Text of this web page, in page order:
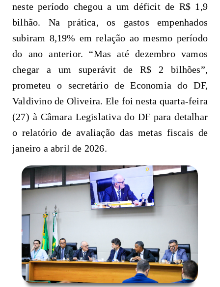
neste período chegou a um déficit de R$ 1,9
bilhão. Na prática, os gastos empenhados
subiram 8,19% em relação ao mesmo período
do ano anterior. “Mas até dezembro vamos
chegar a um superávit de R$ 2 bilhões”,
prometeu o secretário de Economia do DF,
Valdivino de Oliveira. Ele foi nesta quarta-feira
(27) à Câmara Legislativa do DF para detalhar
o relatório de avaliação das metas fiscais de
janeiro a abril de 2026.